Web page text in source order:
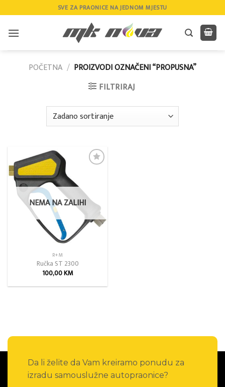
to
content
SVE ZA PRAONICE NA JEDNOM MJESTU
POČETNA / PROIZVODI OZNAČENI “PROPUSNA”
FILTRIRAJ
NEMA NA ZALIHI
R+M
Ručka ST 2300
100,00KM
Da li želite da Vam kreiramo ponudu za
izradu samouslužne autopraonice?